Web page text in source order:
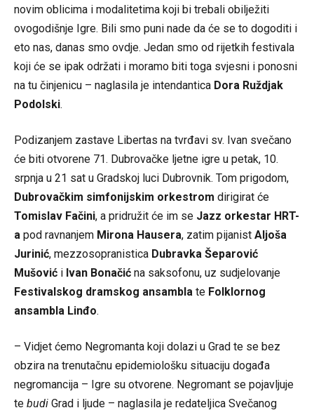
novim oblicima i modalitetima koji bi trebali obilježiti
ovogodišnje Igre. Bili smo puni nade da će se to dogoditi i
eto nas, danas smo ovdje. Jedan smo od rijetkih festivala
koji će se ipak održati i moramo biti toga svjesni i ponosni
na tu činjenicu – naglasila je intendantica Dora Ruždjak
Podolski.
Podizanjem zastave Libertas na tvrđavi sv. Ivan svečano
će biti otvorene 71. Dubrovačke ljetne igre u petak, 10.
srpnja u 21 sat u Gradskoj luci Dubrovnik. Tom prigodom,
Dubrovačkim simfonijskim orkestrom dirigirat će
Tomislav Fačini, a pridružit će im se Jazz orkestar HRT-
a pod ravnanjem Mirona Hausera, zatim pijanist Aljoša
Jurinić, mezzosopranistica Dubravka Šeparović
Mušović i Ivan Bonačić na saksofonu, uz sudjelovanje
Festivalskog dramskog ansambla te Folklornog
ansambla Linđo.
– Vidjet ćemo Negromanta koji dolazi u Grad te se bez
obzira na trenutačnu epidemiološku situaciju događa
negromancija – Igre su otvorene. Negromant se pojavljuje
te budi Grad i ljude – naglasila je redateljica Svečanog